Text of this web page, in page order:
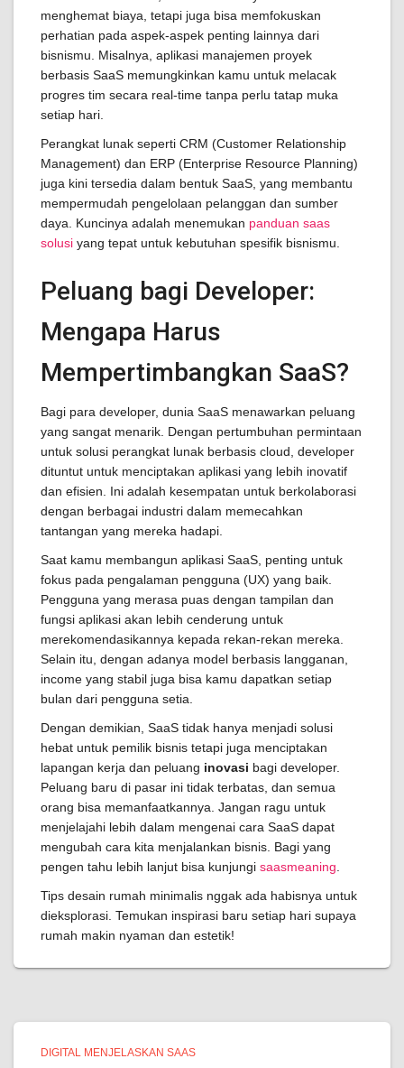
menghemat biaya, tetapi juga bisa memfokuskan
perhatian pada aspek-aspek penting lainnya dari
bisnismu. Misalnya, aplikasi manajemen proyek
berbasis SaaS memungkinkan kamu untuk melacak
progres tim secara real-time tanpa perlu tatap muka
setiap hari.
Perangkat lunak seperti CRM (Customer Relationship
Management) dan ERP (Enterprise Resource Planning)
juga kini tersedia dalam bentuk SaaS, yang membantu
mempermudah pengelolaan pelanggan dan sumber
daya. Kuncinya adalah menemukan panduan saas
solusi yang tepat untuk kebutuhan spesifik bisnismu.
Peluang bagi Developer:
Mengapa Harus
Mempertimbangkan SaaS?
Bagi para developer, dunia SaaS menawarkan peluang
yang sangat menarik. Dengan pertumbuhan permintaan
untuk solusi perangkat lunak berbasis cloud, developer
dituntut untuk menciptakan aplikasi yang lebih inovatif
dan efisien. Ini adalah kesempatan untuk berkolaborasi
dengan berbagai industri dalam memecahkan
tantangan yang mereka hadapi.
Saat kamu membangun aplikasi SaaS, penting untuk
fokus pada pengalaman pengguna (UX) yang baik.
Pengguna yang merasa puas dengan tampilan dan
fungsi aplikasi akan lebih cenderung untuk
merekomendasikannya kepada rekan-rekan mereka.
Selain itu, dengan adanya model berbasis langganan,
income yang stabil juga bisa kamu dapatkan setiap
bulan dari pengguna setia.
Dengan demikian, SaaS tidak hanya menjadi solusi
hebat untuk pemilik bisnis tetapi juga menciptakan
lapangan kerja dan peluang inovasi bagi developer.
Peluang baru di pasar ini tidak terbatas, dan semua
orang bisa memanfaatkannya. Jangan ragu untuk
menjelajahi lebih dalam mengenai cara SaaS dapat
mengubah cara kita menjalankan bisnis. Bagi yang
pengen tahu lebih lanjut bisa kunjungi saasmeaning
Tips desain rumah minimalis nggak ada habisnya untuk
dieksplorasi. Temukan inspirasi baru setiap hari supaya
rumah makin nyaman dan estetik!
DIGITAL MENJELASKAN SAAS